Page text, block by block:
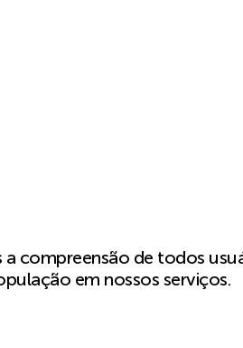
a compreensão de todos
em nossos serviços.